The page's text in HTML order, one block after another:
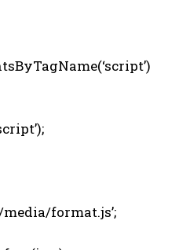
format.js’;